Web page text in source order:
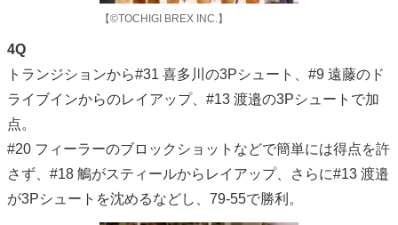
【©TOCHIGI BREX INC.】
4Q
トランジションから#31 喜多川の3Pシュート、#9 遠藤のド
ライブインからのレイアップ、#13 渡邉の3Pシュートで加
点。
#20 フィーラーのブロックショットなどで簡単には得点を許
さず、#18 鵤がスティールからレイアップ、さらに#13 渡邉
が3Pシュートを沈めるなどし、79-55で勝利。